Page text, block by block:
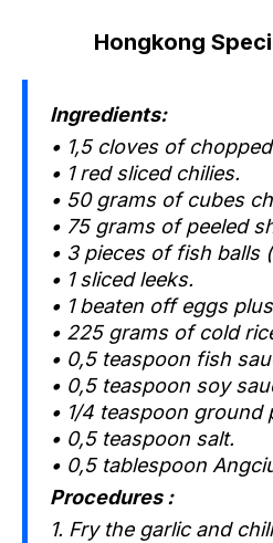
Hongkong
Ingredients:
• 1,5 cloves of
• 1 red sliced chilies.
• 50 grams of cubes
• 75 grams of peeled
• 3 pieces of fish balls
• 1 sliced leeks.
• 1 beaten off eggs
• 225 grams of cold
• 0,5 teaspoon fish
• 0,5 teaspoon soy
• 1/4 teaspoon ground
• 0,5 teaspoon salt.
• 0,5 tablespoon
Procedures :
1. Fry the garlic and